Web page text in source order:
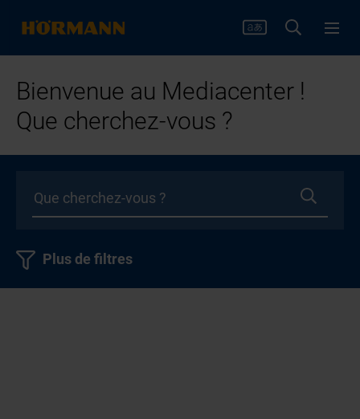
Bienvenue au Mediacenter !
Que cherchez-vous ?
Plus de filtres